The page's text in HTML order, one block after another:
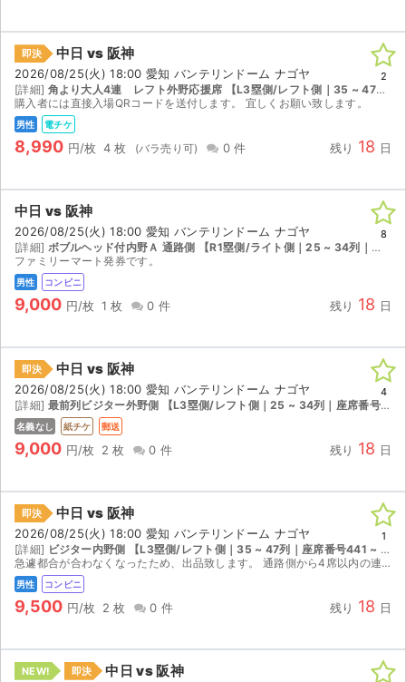
即決 中日 vs 阪神
2026/08/25(火) 18:00 愛知 バンテリンドーム ナゴヤ
[詳細] 角より大人4連 レフト外野応援席 【L3塁側/レフト側｜35 ~ 47列｜座席番号561 ~ 580】
購入者には直接入場QRコードを送付します。 宜しくお願い致します。
男性 電チケ
8,990 円/枚 4 枚 0 件 残り 18 日
2
中日 vs 阪神
2026/08/25(火) 18:00 愛知 バンテリンドーム ナゴヤ
[詳細] ボブルヘッド付内野Ａ 通路側 【R1塁側/ライト側｜25 ~ 34列｜座席番号261 ~ 280】
ファミリーマート発券です。
男性 コンビニ
9,000 円/枚 1 枚 0 件 残り 18 日
8
即決 中日 vs 阪神
2026/08/25(火) 18:00 愛知 バンテリンドーム ナゴヤ
[詳細] 最前列ビジター外野側 【L3塁側/レフト側｜25 ~ 34列｜座席番号461 ~ 480】
名義なし 紙チケ 郵送
9,000 円/枚 2 枚 0 件 残り 18 日
4
即決 中日 vs 阪神
2026/08/25(火) 18:00 愛知 バンテリンドーム ナゴヤ
[詳細] ビジター内野側 【L3塁側/レフト側｜35 ~ 47列｜座席番号441 ~ 460】
急遽都合が合わなくなったため、出品致します。 通路側から4席以内の連番2枚ですので、出入りはそれなり楽だと思います。 落札後、発券QRを送ります。
男性 コンビニ
9,500 円/枚 2 枚 0 件 残り 18 日
1
NEW! 即決 中日 vs 阪神